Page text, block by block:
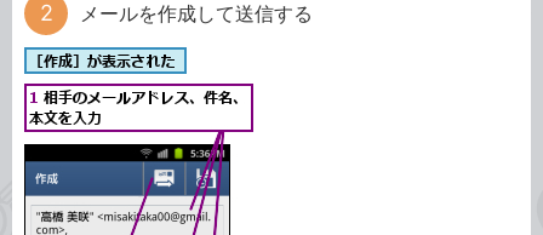
メールを作成して送信する